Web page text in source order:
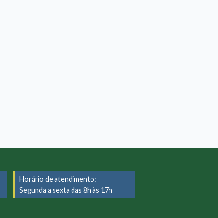
Horário de atendimento:
Segunda a sexta das 8h às 17h